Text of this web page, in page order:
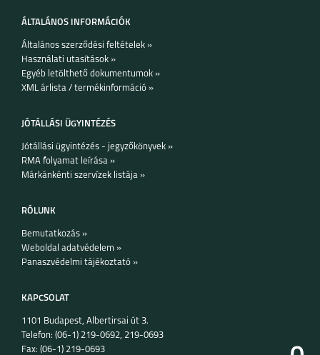
ÁLTALÁNOS INFORMÁCIÓK
Általános szerződési feltételek »
Használati utasítások »
Egyéb letölthető dokumentumok »
XML árlista / termékinformáció »
JÓTÁLLÁSI ÜGYINTÉZÉS
Jótállási ügyintézés - jegyzőkönyvek »
RMA folyamat leírása »
Márkánkénti szervízek listája »
RÓLUNK
Bemutatkozás »
Weboldal adatvédelem »
Panaszvédelmi tájékoztató »
KAPCSOLAT
1101 Budapest, Albertirsai út 3.
Telefon: (06-1) 219-0692, 219-0693
Fax: (06-1) 219-0693